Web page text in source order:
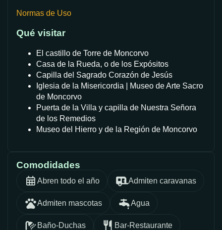
Normas de Uso
Qué visitar
El castillo de Torre de Moncorvo
Casa de la Rueda, o de los Expósitos
Capilla del Sagrado Corazón de Jesús
Iglesia de la Misericordia | Museo de Arte Sacro
de Moncorvo
Puerta de la Villa y capilla de Nuestra Señora
de los Remedios
Museo del Hierro y de la Región de Moncorvo
Comodidades
Abren todo el año Admiten caravanas
Admiten mascotas Agua
Baño-Duchas Bar-Restaurante